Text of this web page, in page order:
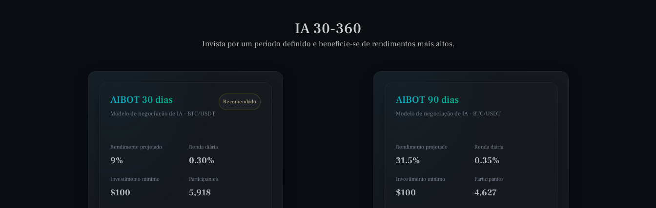
IA 30-360
Invista por um período definido e beneficie-se de rendimentos mais altos.
AIBOT 30 dias
Modelo de negociação de IA · BTC/USDT
Recomendado
Rendimento projetado
9%
Renda diária
0.30%
Investimento mínimo
$100
Participantes
5,918
AIBOT 90 dias
Modelo de negociação de IA · BTC/USDT
Rendimento projetado
31.5%
Renda diária
0.35%
Investimento mínimo
$100
Participantes
4,627